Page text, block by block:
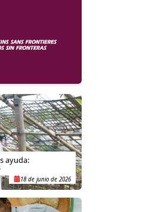
ayuda:
18 de junio de 2026